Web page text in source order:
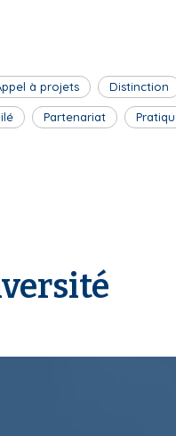
à projets Distinction
Partenariat